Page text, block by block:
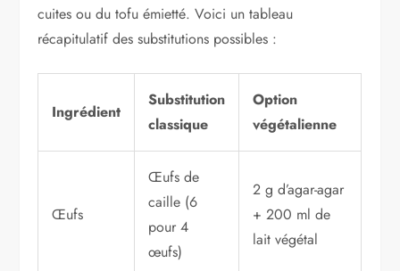
cuites ou du tofu émietté. Voici un tableau
récapitulatif des substitutions possibles :
Ingrédient
Substitution
classique
Option
végétalienne
Œufs
Œufs de
caille (6
pour 4
œufs)
2 g d’agar-agar
+ 200 ml de
lait végétal